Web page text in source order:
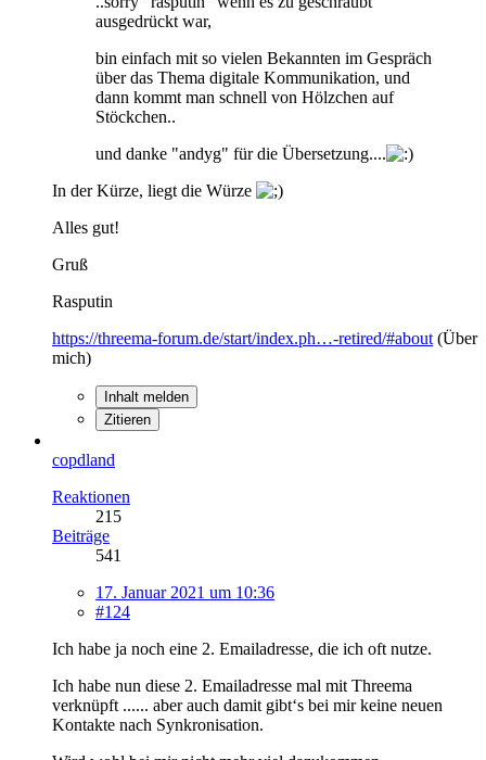
ausgedrückt war,
bin einfach mit so vielen Bekannten im Gespräch
über das Thema digitale Kommunikation, und
dann kommt man schnell von Hölzchen auf
Stöckchen..
und danke "andyg" für die Übersetzung....
In der Kürze, liegt die Würze
Alles gut!
Gruß
Rasputin
https://threema-forum.de/start/index.ph…-retired/#about (Über
mich)
Inhalt melden
Zitieren
copdland
Reaktionen
215
Beiträge
541
17. Januar 2021 um 10:36
#124
Ich habe ja noch eine 2. Emailadresse, die ich oft nutze.
Ich habe nun diese 2. Emailadresse mal mit Threema
verknüpft ...... aber auch damit gibt‘s bei mir keine neuen
Kontakte nach Synkronisation.